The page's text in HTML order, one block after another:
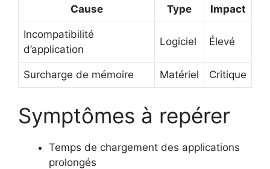
Cause Type Impact
Incompatibilité
d’application
Logiciel Élevé
Surcharge de mémoire Matériel Critique
Symptômes à repérer
Temps de chargement des applications
prolongés